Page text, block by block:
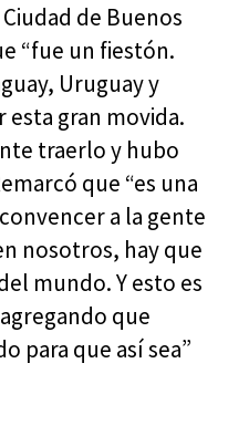
de Buenos
“fue un fiestón.
Uruguay y
esta gran movida.
traerlo y hubo
que “es una
a la gente
nosotros, hay que
mundo. Y esto es
que
para que así sea”